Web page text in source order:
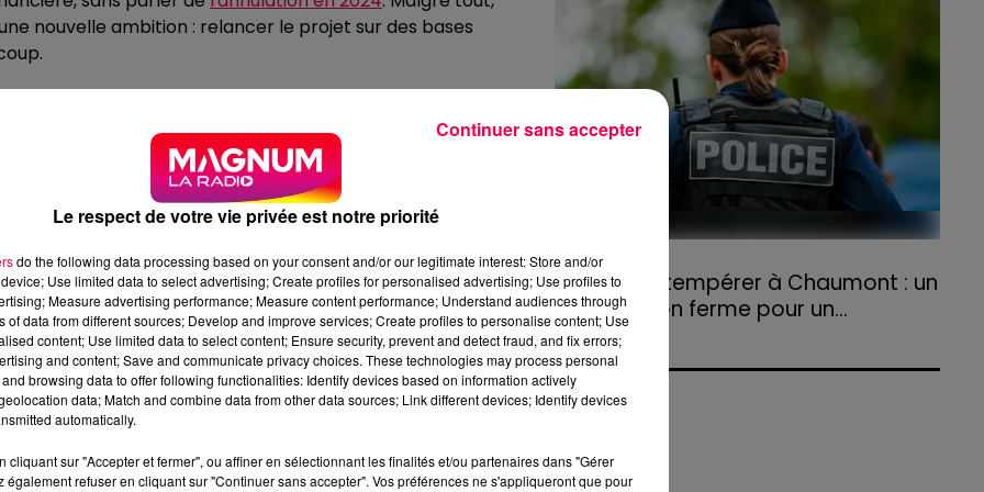
nouvelle ambition : relancer le projet sur des bases
du Michel
trois à quatre jours de festival, changement rendu
Côté programmation, les festivaliers pourront
Fonky Family, Polo & Pan, Jok'Air ou encore The Bloody
et d’un site décoré de manière festive et symbolique.
sur place, un programme très dense »,
jour dans la ville de Toul : concerts, théâtre, boom
au-delà du site. »
aussi familiale pour le Jardin du Michel. « Le site est
les familles, les jeunes, les groupes d’amis… C’est bon
agriculteurs volontaires pour venir en aide...
31 juillet 2026
Refus d'obtempérer à Chaumont : un
an de prison ferme pour un...
Le tribunal a également prononcé
l'annulation de son permis et la confiscation
de son véhicule.
Le respect de votre vie privée est notre priorité
do the following data processing based on your consent and/or our legitimate interest: Store and/or
Use limited data to select advertising; Create profiles for personalised advertising; Use profiles to
Measure advertising performance; Measure content performance; Understand audiences through
of data from different sources; Develop and improve services; Create profiles to personalise content; Use
content; Use limited data to select content; Ensure security, prevent and detect fraud, and fix errors;
and content; Save and communicate privacy choices. These technologies may process personal
browsing data to offer following functionalities: Identify devices based on information actively
data; Match and combine data from other data sources; Link different devices; Identify devices
automatically.
cliquant sur "Accepter et fermer", ou affiner en sélectionnant les finalités et/ou partenaires dans "Gérer
également refuser en cliquant sur "Continuer sans accepter". Vos préférences ne s'appliqueront que pour
Continuer sans accepter